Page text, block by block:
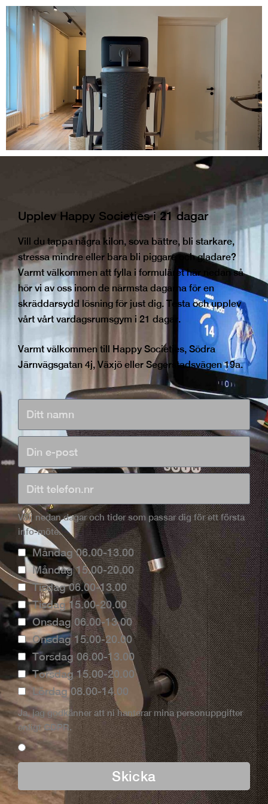
Upplev Happy Societies i 21 dagar
Vill du tappa några kilon, sova bättre, bli starkare,
stressa mindre eller bara bli piggare och gladare?
Varmt välkommen att fylla i formuläret här nedan så
hör vi av oss inom de närmsta dagarna för en
skräddarsydd lösning för just dig. Testa och upplev
vårt vårt vardagsrumsgym i 21 dagar.
Varmt välkommen till Happy Societies, Södra
Järnvägsgatan 4j, Växjö eller Segerstadsvägen 19a.
Välj nedan dagar och tider som passar dig för ett första
info-möte.
Måndag 06.00-13.00
Måndag 15.00-20.00
Tisdag 06.00-13.00
Tisdag 15.00-20.00
Onsdag 06.00-13.00
Onsdag 15.00-20.00
Torsdag 06.00-13.00
Torsdag 15.00-20.00
Lördag 08.00-14.00
Ja, jag godkänner att ni hanterar mina personuppgifter
enligt GDPR.
Skicka